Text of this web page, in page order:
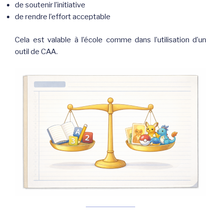
de soutenir l’initiative
de rendre l’effort acceptable
Cela est valable à l’école comme dans l’utilisation d’un
outil de CAA.